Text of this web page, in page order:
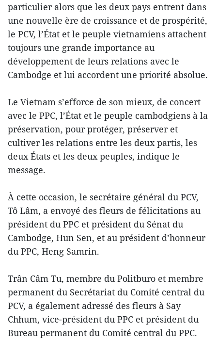
particulier alors que les deux pays entrent dans
une nouvelle ère de croissance et de prospérité,
le PCV, l’État et le peuple vietnamiens attachent
toujours une grande importance au
développement de leurs relations avec le
Cambodge et lui accordent une priorité absolue.
Le Vietnam s’efforce de son mieux, de concert
avec le PPC, l’État et le peuple cambodgiens à la
préservation, pour protéger, préserver et
cultiver les relations entre les deux partis, les
deux États et les deux peuples, indique le
message.
À cette occasion, le secrétaire général du PCV,
Tô Lâm, a envoyé des fleurs de félicitations au
président du PPC et président du Sénat du
Cambodge, Hun Sen, et au président d’honneur
du PPC, Heng Samrin.
Trân Câm Tu, membre du Politburo et membre
permanent du Secrétariat du Comité central du
PCV, a également adressé des fleurs à Say
Chhum, vice-président du PPC et président du
Bureau permanent du Comité central du PPC.